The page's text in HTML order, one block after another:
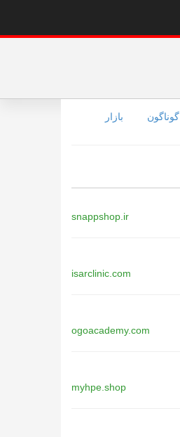
گوناگون بازار
snappshop.ir
isarclinic.com
ogoacademy.com
myhpe.shop